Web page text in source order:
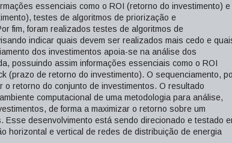
essenciais como o ROI (retorno do investimento) e
testes de algoritmos de priorização e
fim, foram realizados testes de algoritmos de
indicar quais devem ser realizados mais cedo e
dos investimentos apoia-se na análise dos
possuindo assim informações essenciais como o ROI
(prazo de retorno do investimento). O sequenciamento,
o retorno do conjunto de investimentos. O resultado
computacional de uma metodologia para análise,
de forma a maximizar o retorno sobre um
desenvolvimento está sendo direcionado e testado
horizontal e vertical de redes de distribuição de energia